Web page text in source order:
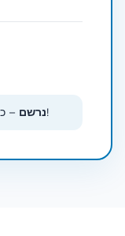
100% נרשם– כל פעולה, כל גישה, כל שינוי!